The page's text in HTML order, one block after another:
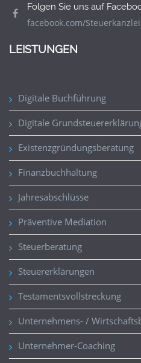
Folgen Sie uns auf
facebook.com/
LEISTUNGEN
Digitale Buchführung
Digitale
Existenzgründungsberatung
Finanzbuchhaltung
Jahresabschlüsse
Präventive Mediation
Steuerberatung
Steuererklärungen
Testamentsvollstreckung
Unternehmens- /
Unternehmer-Coaching